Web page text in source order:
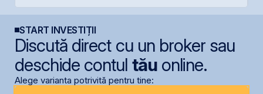
START INVESTIȚII
Discută direct cu un broker sau
deschide contul tăuonline.
Alege varianta potrivită pentru tine: